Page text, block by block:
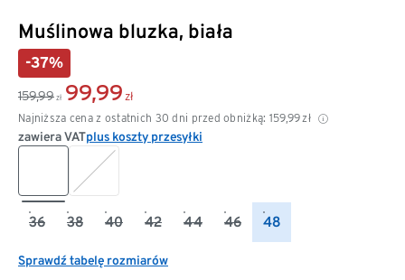
Muślinowa bluzka, biała
-37%
159,99 zł 99,99 zł
Najniższa cena z ostatnich 30 dni przed obniżką: 159,99zł
zawiera VATplus koszty przesyłki
36 38 40 42 44 46 48
Sprawdź tabelę rozmiarów